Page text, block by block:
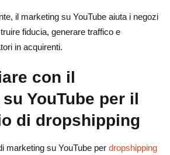
il marketing su YouTube aiuta i negozi
fiducia, generare traffico e
in acquirenti.
con il
YouTube per il
di dropshipping
marketing su YouTube per dropshipping